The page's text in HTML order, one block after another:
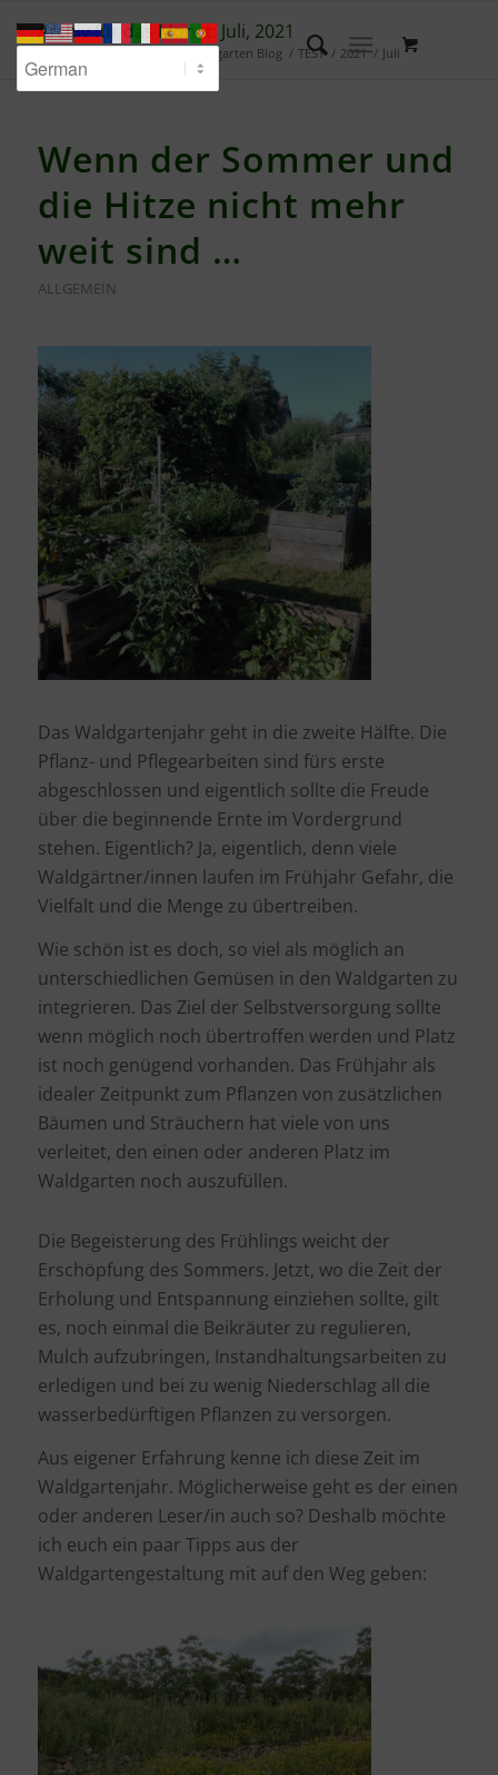
Archiv für das Monat: Juli, 2021
Waldgarten Blog / TEST / 2021 / Juli
Wenn der Sommer und
die Hitze nicht mehr
weit sind …
ALLGEMEIN
Das Waldgartenjahr geht in die zweite Hälfte. Die
Pflanz- und Pflegearbeiten sind fürs erste
abgeschlossen und eigentlich sollte die Freude
über die beginnende Ernte im Vordergrund
stehen. Eigentlich? Ja, eigentlich, denn viele
Waldgärtner/innen laufen im Frühjahr Gefahr, die
Vielfalt und die Menge zu übertreiben.
Wie schön ist es doch, so viel als möglich an
unterschiedlichen Gemüsen in den Waldgarten zu
integrieren. Das Ziel der Selbstversorgung sollte
wenn möglich noch übertroffen werden und Platz
ist noch genügend vorhanden. Das Frühjahr als
idealer Zeitpunkt zum Pflanzen von zusätzlichen
Bäumen und Sträuchern hat viele von uns
verleitet, den einen oder anderen Platz im
Waldgarten noch auszufüllen.
Die Begeisterung des Frühlings weicht der
Erschöpfung des Sommers. Jetzt, wo die Zeit der
Erholung und Entspannung einziehen sollte, gilt
es, noch einmal die Beikräuter zu regulieren,
Mulch aufzubringen, Instandhaltungsarbeiten zu
erledigen und bei zu wenig Niederschlag all die
wasserbedürftigen Pflanzen zu versorgen.
Aus eigener Erfahrung kenne ich diese Zeit im
Waldgartenjahr. Möglicherweise geht es der einen
oder anderen Leser/in auch so? Deshalb möchte
ich euch ein paar Tipps aus der
Waldgartengestaltung mit auf den Weg geben: